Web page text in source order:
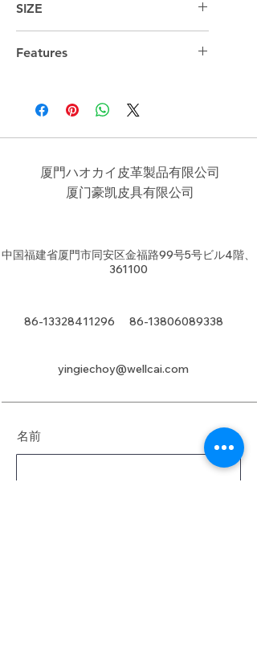
SIZE
Features
厦門ハオカイ皮革製品有限公司
​厦门豪凯皮具有限公司
中国福建省厦門市同安区金福路99号5号ビル4階、
361100
86-13328411296 86-13806089338
yingiechoy@wellcai.com
名前